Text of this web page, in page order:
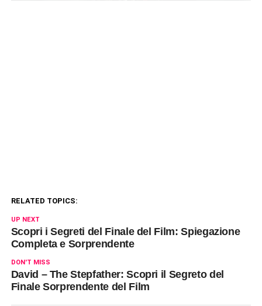
RELATED TOPICS:
UP NEXT
Scopri i Segreti del Finale del Film: Spiegazione
Completa e Sorprendente
DON'T MISS
David – The Stepfather: Scopri il Segreto del
Finale Sorprendente del Film